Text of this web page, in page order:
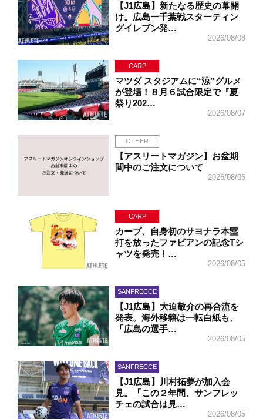
【J1広島】新たなる歴史の幕開
け。広島ー千葉戦スターティン
グイレブン発…
2026/08/08
CARP
マツダ スタジアムに“涼”グルメ
が登場！８月６試合限定で『夏
祭り202…
2026/08/07
OTHER
【アスリートマガジン】お盆期
間中のご注文について
2026/08/06
CARP
カープ、自身初のサヨナラ本塁
打を放ったファビアンの記念Tシ
ャツを発売！…
2026/08/05
SANFRECCE
【J1広島】大迫敬介の再合流を
発表。海外移籍は一転白紙も、
「広島の選手…
2026/08/05
SANFRECCE
【J1広島】川村拓夢が加入会
見。「この２年間、サンフレッ
チェの試合は見…
2026/08/05